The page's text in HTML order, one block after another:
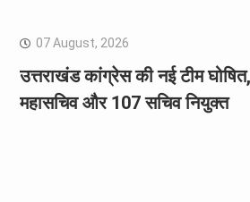
07 August, 2026
उत्तराखंड कांग्रेस की नई टीम
महासचिव और 107 सचिव नियुक्त